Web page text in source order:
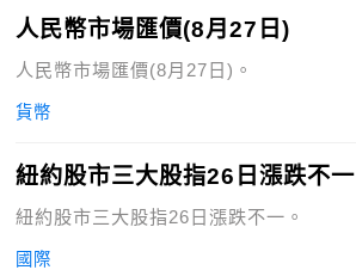
人民幣市場匯價(8月27日)
人民幣市場匯價(8月27日)。
貨幣
紐約股市三大股指26日漲跌不一
紐約股市三大股指26日漲跌不一。
國際